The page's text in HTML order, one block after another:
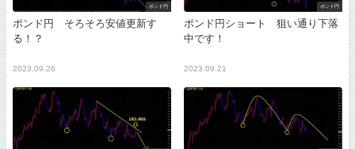
ポンド円
ポンド円 そろそろ安値更新す
る！？
2023.09.26
ポンド円
ポンド円ショート 狙い通り下落
中です！
2023.09.21